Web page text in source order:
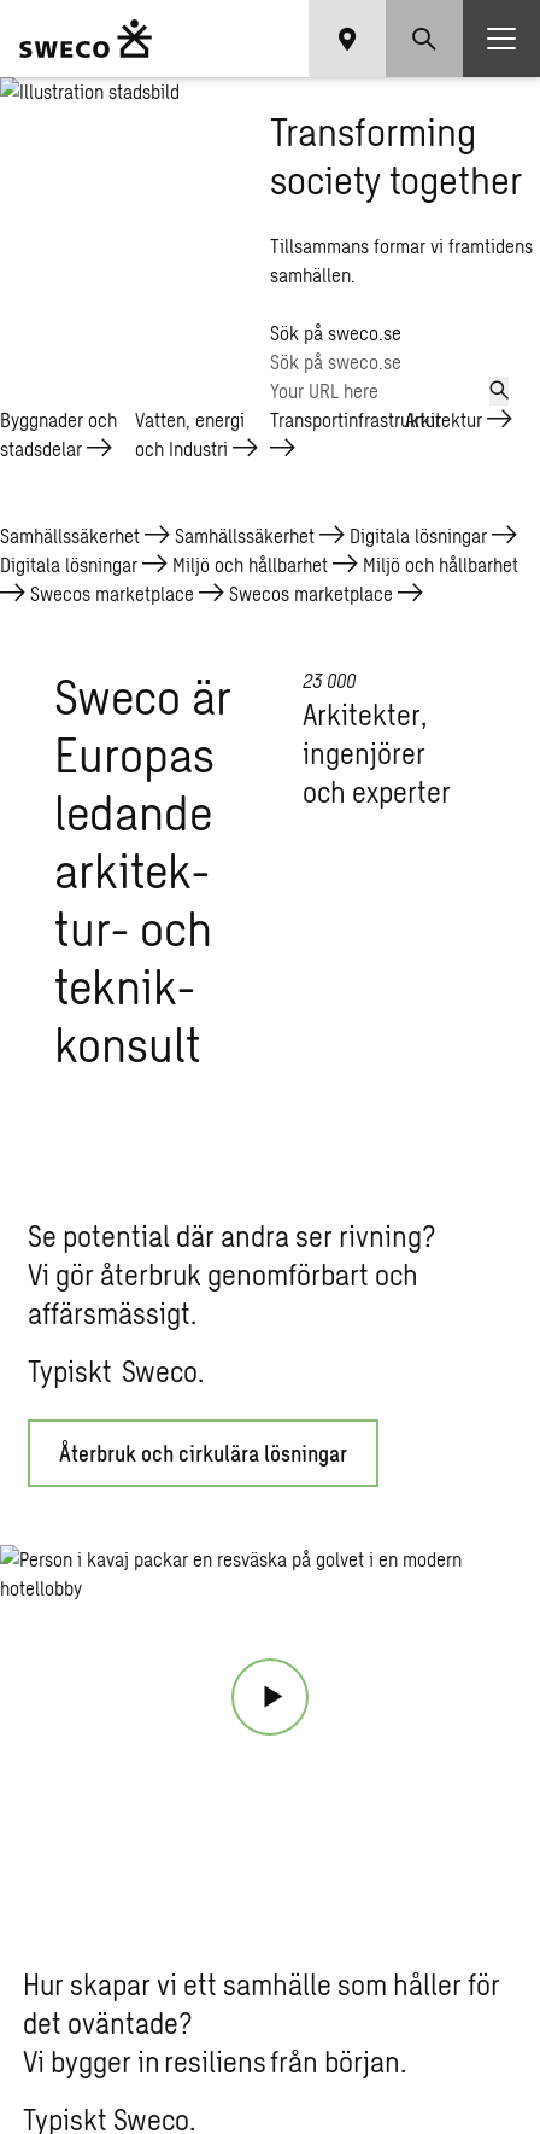
Transforming
society together
Tillsammans formar vi framtidens
samhällen.
Sök på sweco.se
Byggnader och
stadsdelar
Vatten, energi
och Industri
TransportinfrastrukturArkitektur
Samhällssäkerhet Samhällssäkerhet
Digitala lösningar
Digitala lösningar
Miljö och hållbarhet
Miljö och hållbarhet
Swecos marketplace
Swecos marketplace
Sweco är
Eu­ro­pas
le­dan­de
ar­ki­tek­
tur- och
tek­nik­
kon­sult
23 000
Ar­ki­tek­ter,
in­gen­jö­rer
och ex­per­ter
Se potential där andra ser rivning?
Vi gör återbruk genomförbart och
affärsmässigt.
Typiskt Sweco.
Återbruk och cirkulära lösningar
Hur skapar vi ett samhälle som håller för
det oväntade?
Vi bygger in resiliensfrån början.
Typiskt Sweco.